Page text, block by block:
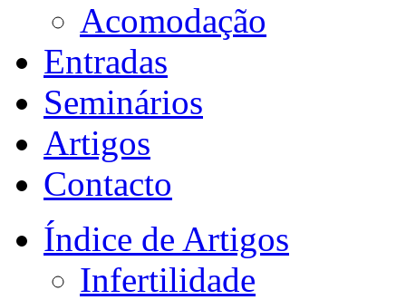
Acomodação
Entradas
Seminários
Artigos
Contacto
Índice de Artigos
Infertilidade